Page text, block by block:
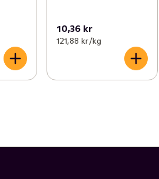
10,36 kr
121,88 kr /kg